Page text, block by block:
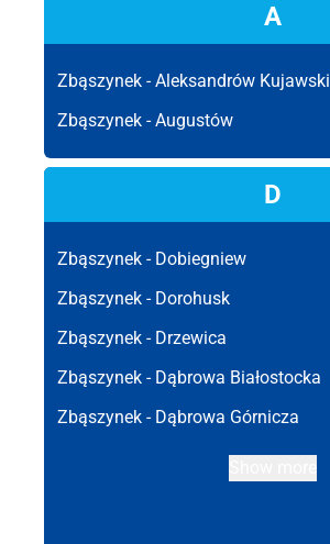
A
Zbąszynek -Aleksandrów Kujawski
Zbąszynek -Augustów
D
Zbąszynek - Dobiegniew
Zbąszynek - Dorohusk
Zbąszynek - Drzewica
Zbąszynek - Dąbrowa Białostocka
Zbąszynek - Dąbrowa Górnicza